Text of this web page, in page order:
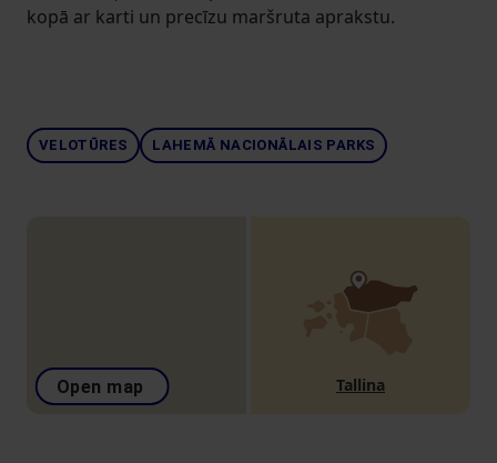
kopā ar karti un precīzu maršruta aprakstu.
VELOTŪRES LAHEMĀ NACIONĀLAIS PARKS
Open map Tallina